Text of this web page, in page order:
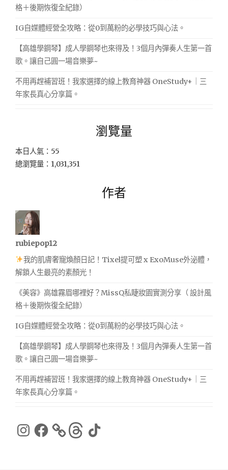
格＋後期恢復全紀錄）
IG自媒體經營全攻略：從0到萬粉的必學技巧與心法。
【高雄學鋼琴】成人學鋼琴也來得及！3個月內彈奏人生第一首
歌。讓自己圓一場音樂夢~
不用再趕補習班！我家選擇的線上教育神器 OneStudy+｜三
年家長真心分享篇。
瀏覽量
本日人氣：55
總瀏覽量：1,031,351
作者
rubiepop12
我的肌膚奢寵煥顏日記！Tixel提可塑 x ExoMuse外泌體，
解鎖人生最亮的素顏光！
《美容》高雄霧眉哪裡好？MissQ私睫妝園實測分享（ 設計風
格＋後期恢復全紀錄）
IG自媒體經營全攻略：從0到萬粉的必學技巧與心法。
【高雄學鋼琴】成人學鋼琴也來得及！3個月內彈奏人生第一首
歌。讓自己圓一場音樂夢~
不用再趕補習班！我家選擇的線上教育神器 OneStudy+｜三
年家長真心分享篇。
Instagram
Facebook ThreadsTikTok